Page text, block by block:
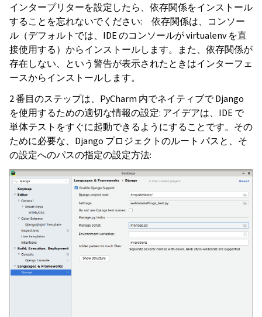
インタープリターを設定したら、依存関係をインストール
することを忘れないでください: 依存関係は、コンソー
ル（デフォルトでは、IDE のコンソールが virtualenv を直
接使用する）からインストールします。また、依存関係が
存在しない、という警告が表示されたときはインターフェ
ースからインストールします。
2 番目のステップは、PyCharm 内でネイティブで Django
を使用するための適切な情報の設定: アイデアは、IDE で
単体テストをすぐに起動できるようにすることです。その
ために必要な、Django プロジェクトのルート パスと、そ
の設定へのパスの指定の設定方法: